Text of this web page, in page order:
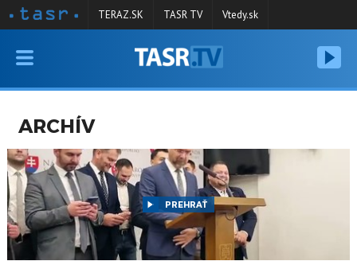
VYSIELANIE
SPRAVODAJSTVO
KONTAKT
ARCHÍV
TERAZ.SK TASR TV Vtedy.sk
ARCHÍV
PREHRAŤ